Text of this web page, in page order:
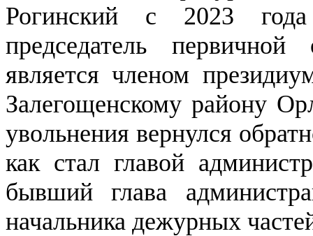
Рогинский с 2023
председатель
является членом
Залегощенскому району
увольнения вернулся
как стал главой
бывший глава
начальника дежурных